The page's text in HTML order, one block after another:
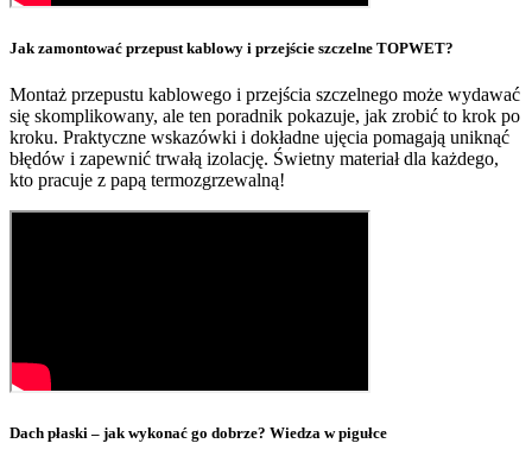
Jak zamontować przepust kablowy i przejście szczelne TOPWET?
Montaż przepustu kablowego i przejścia szczelnego może wydawać
się skomplikowany, ale ten poradnik pokazuje, jak zrobić to krok po
kroku. Praktyczne wskazówki i dokładne ujęcia pomagają uniknąć
błędów i zapewnić trwałą izolację. Świetny materiał dla każdego,
kto pracuje z papą termozgrzewalną!
Dach płaski – jak wykonać go dobrze? Wiedza w pigułce